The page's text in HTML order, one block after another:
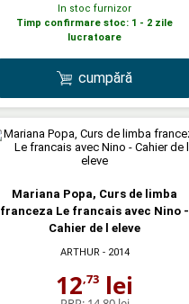
In stoc furnizor
Timp confirmare stoc: 1 - 2 zile
lucratoare
cumpără
Mariana Popa, Curs de limba
franceza Le francais avec Nino -
Cahier de l eleve
ARTHUR- 2014
12,73 lei